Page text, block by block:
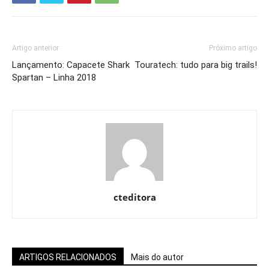
Artigo anterior
Lançamento: Capacete Shark
Spartan – Linha 2018
Próximo artigo
Touratech: tudo para big trails!
cteditora
ARTIGOS RELACIONADOS Mais do autor